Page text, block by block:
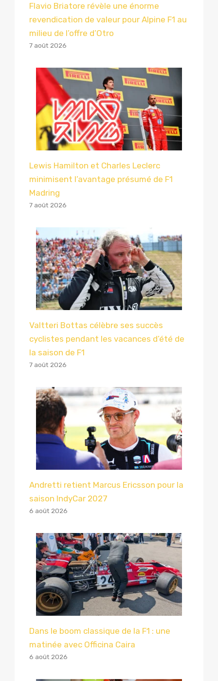
Flavio Briatore révèle une énorme
revendication de valeur pour Alpine F1 au
milieu de l’offre d’Otro
7 août 2026
Lewis Hamilton et Charles Leclerc
minimisent l’avantage présumé de F1
Madring
7 août 2026
Valtteri Bottas célèbre ses succès
cyclistes pendant les vacances d’été de
la saison de F1
7 août 2026
Andretti retient Marcus Ericsson pour la
saison IndyCar 2027
6 août 2026
Dans le boom classique de la F1 : une
matinée avec Officina Caira
6 août 2026